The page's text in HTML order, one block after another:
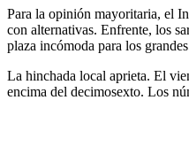
Para la opinión mayoritaria, el
con alternativas. Enfrente, los
plaza incómoda para los
La hinchada local aprieta. El
encima del decimosexto. Los